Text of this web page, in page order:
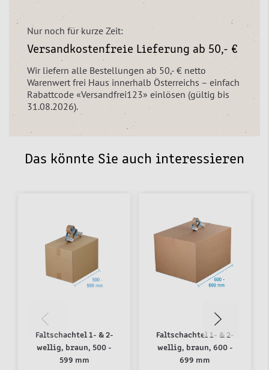
Nur noch für kurze Zeit:
Versandkostenfreie Lieferung ab 50,- €
Wir liefern alle Bestellungen ab 50,- € netto
Warenwert frei Haus innerhalb Österreichs – einfach
Rabattcode «Versandfrei123» einlösen (gültig bis
31.08.2026).
Das könnte Sie auch interessieren
Faltschachtel 1- & 2-
wellig, braun, 500 -
599 mm
Faltschachtel 1- & 2-
wellig, braun, 600 -
699 mm